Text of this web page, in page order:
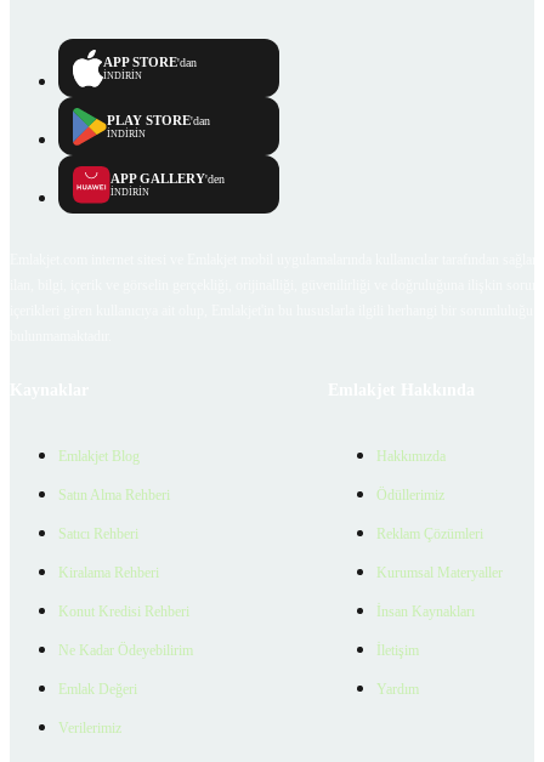
APP STORE'dan
İNDİRİN
PLAY STORE'dan
İNDİRİN
APP GALLERY'den
İNDİRİN
Emlakjet Blog
Satın Alma Rehberi
Satıcı Rehberi
Kiralama Rehberi
Konut Kredisi Rehberi
Ne Kadar Ödeyebilirim
Emlak Değeri
Verilerimiz
Hakkımızda
Ödüllerimiz
Reklam Çözümleri
Kurumsal Materyaller
İnsan Kaynakları
İletişim
Yardım